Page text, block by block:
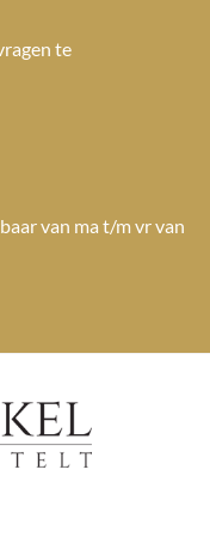
te
van ma t/m vr van